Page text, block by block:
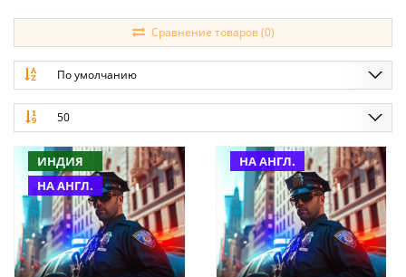
Сравнение товаров (0)
По умолчанию
50
ИНДИЯ
НА АНГЛ.
НА АНГЛ.